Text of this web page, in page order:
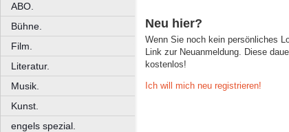
ABO.
Bühne.
Film.
Literatur.
Musik.
Kunst.
engels spezial.
Neu hier?
Wenn Sie noch kein persönliches
Link zur Neuanmeldung. Diese
kostenlos!
Ich will mich neu registrieren!